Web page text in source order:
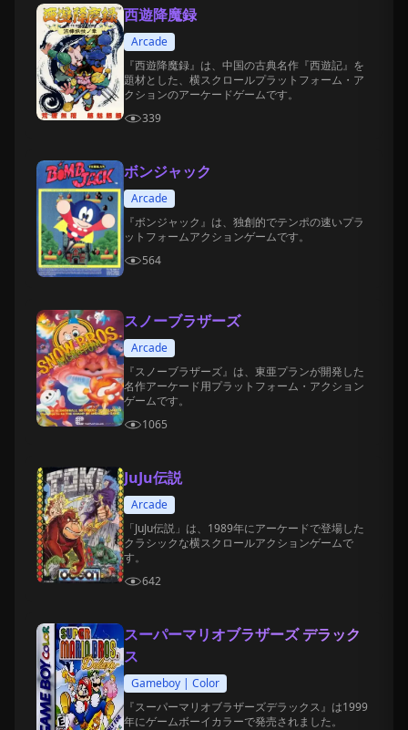
西遊降魔録
Arcade
『西遊降魔録』は、中国の古典名作『西遊記』を
題材とした、横スクロールプラットフォーム・ア
クションのアーケードゲームです。
339
ボンジャック
Arcade
『ボンジャック』は、独創的でテンポの速いプラ
ットフォームアクションゲームです。
564
スノーブラザーズ
Arcade
『スノーブラザーズ』は、東亜プランが開発した
名作アーケード用プラットフォーム・アクション
ゲームです。
1065
JuJu伝説
Arcade
「JuJu伝説」は、1989年にアーケードで登場した
クラシックな横スクロールアクションゲームで
す。
642
スーパーマリオブラザーズ デラック
ス
Gameboy | Color
『スーパーマリオブラザーズデラックス』は1999
年にゲームボーイカラーで発売されました。